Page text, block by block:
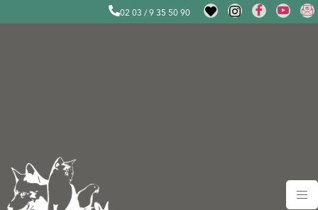
02 03 / 9 35 50 90